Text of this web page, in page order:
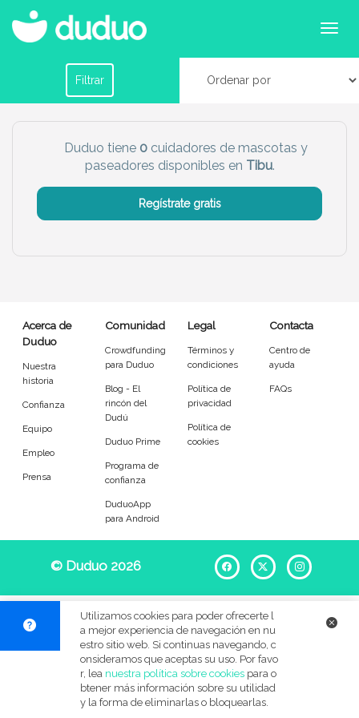
Cuidadores de mascotas en Tibu
Filtrar
Filtrar por horario
Chico Chica
Más servicio del dudú
Limpieza Manitas
Entrenador Asistente
Tipo de atención
En casa del cuidador
Visitas diarias / comidas
Alojamiento de mascotas
Tamaño de mi mascota
Grandes (18-45kg) Gigantes (45+kg)
Idiomas del dudú
Duduo tiene 0cuidadores de mascotas y
paseadores disponibles en Tibu.
Regístrate gratis
Acerca de
Duduo
Nuestra
historia
Confianza
Equipo
Empleo
Prensa
Comunidad
Crowdfunding
para Duduo
Blog - El
rincón del
Dudú
Duduo Prime
Programa de
confianza
DuduoApp
para Android
Legal
Términos y
condiciones
Política de
privacidad
Política de
cookies
Contacta
Centro de
ayuda
FAQs
© Duduo 2026 Facebook
X
Utilizamos cookies para poder ofrecerte l
a mejor experiencia de navegación en nu
estro sitio web. Si continuas navegando, c
onsideramos que aceptas su uso. Por favo
r, lea nuestra política sobre cookiespara o
btener más información sobre su utilidad
y la forma de eliminarlas o bloquearlas.